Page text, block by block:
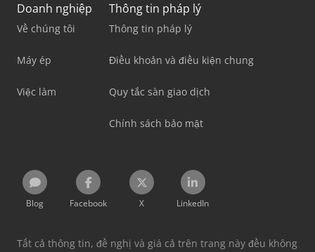
Doanh nghiệp
Về chúng tôi
Máy ép
Việc làm
Thông tin pháp lý
Thông tin pháp lý
Điều khoản và điều kiện chung
Quy tắc sàn giao dịch
Chính sách bảo mật
Blog Facebook X LinkedIn
Tất cả thông tin, đề nghị và giá cả trên trang này đều không